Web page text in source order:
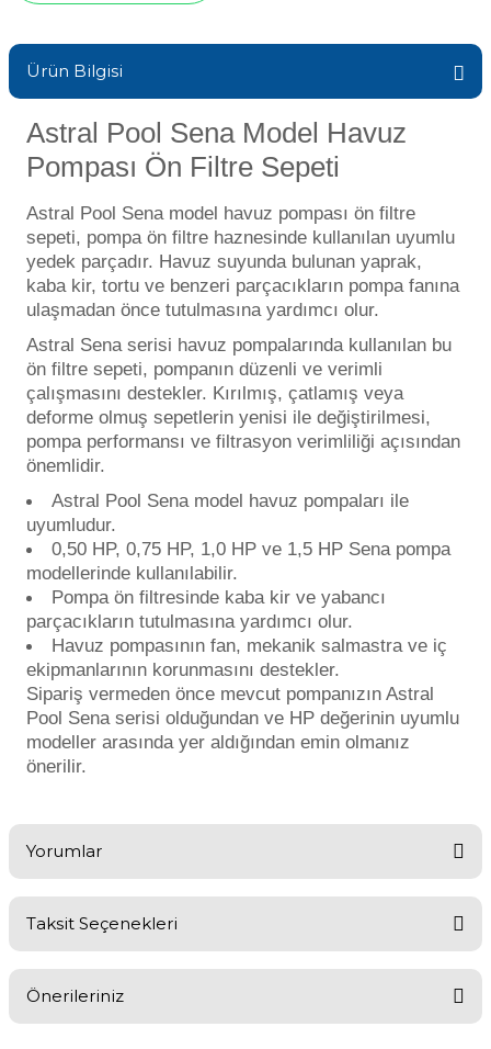
Gemaş Havuz
Wtr Havuz
Wtr Havuz Kimyasalları Setleri
Alkalinite Düşürücü
Ayak Dezenfektanı
e Pool Expert
Havuz Kış Kimyasalı
Kalsiyum Hipoklorit
Süper Pool
Tuz
Temizleyici
Havuz Vana
Havuz Isıtma
Havuz Elektrik
Havuz Sarf
Havuz
Bahçe Süs Havuzu
Endüstriyel Blower
Ayak Havuzu
Bahçe Havuz
Havuz Robotu Yedek
Havuz Güvenlik
Ürün Bilgisi
Astral Pool Sena Model Havuz
Pompası Ön Filtre Sepeti
Astral Pool Sena model havuz pompası ön filtre
sepeti, pompa ön filtre haznesinde kullanılan uyumlu
yedek parçadır. Havuz suyunda bulunan yaprak,
kaba kir, tortu ve benzeri parçacıkların pompa fanına
ulaşmadan önce tutulmasına yardımcı olur.
Astral Sena serisi havuz pompalarında kullanılan bu
ön filtre sepeti, pompanın düzenli ve verimli
çalışmasını destekler. Kırılmış, çatlamış veya
deforme olmuş sepetlerin yenisi ile değiştirilmesi,
pompa performansı ve filtrasyon verimliliği açısından
önemlidir.
Astral Pool Sena model havuz pompaları ile
uyumludur.
0,50 HP, 0,75 HP, 1,0 HP ve 1,5 HP Sena pompa
modellerinde kullanılabilir.
Pompa ön filtresinde kaba kir ve yabancı
parçacıkların tutulmasına yardımcı olur.
Havuz pompasının fan, mekanik salmastra ve iç
ekipmanlarının korunmasını destekler.
Sipariş vermeden önce mevcut pompanızın Astral
Pool Sena serisi olduğundan ve HP değerinin uyumlu
modeller arasında yer aldığından emin olmanız
önerilir.
Yorumlar
Taksit Seçenekleri
Önerileriniz